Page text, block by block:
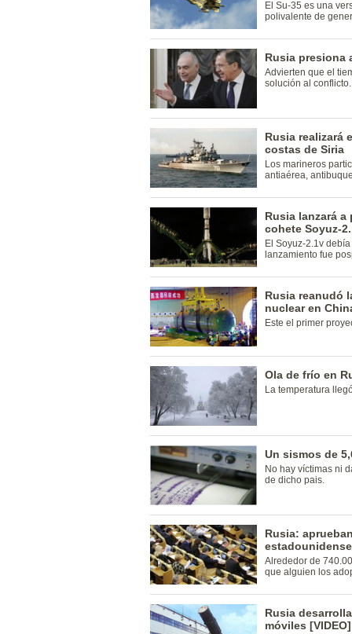
El Su-35 es una
polivalente de
Rusia presiona
Advierten que el
solución al conflicto.
Rusia realizará
costas de Siria
Los marineros
antiaérea,
Rusia lanzará
cohete Soyuz-
El Soyuz-2.1v
lanzamiento fue
Rusia reanudó
nuclear en
Este el primer
Ola de frío en
La temperatura
Un sismos de
No hay víctimas ni
de dicho pais.
Rusia:
Alrededor de
que alguien los
Rusia
móviles [VIDEO]